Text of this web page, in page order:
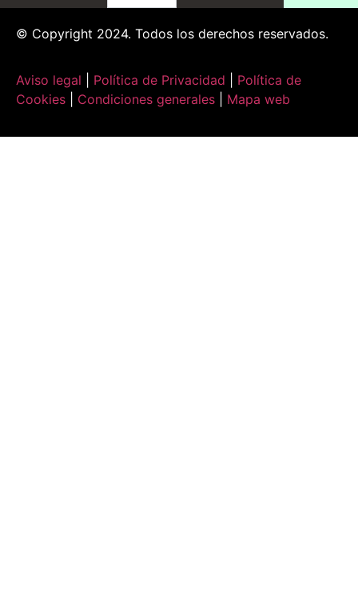
© Copyright 2024. Todos los derechos reservados.
Aviso legal Política de Privacidad
Política de
Cookies
Condiciones generales Mapa web